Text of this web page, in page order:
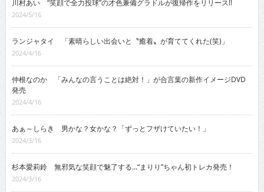
川村あい “笑顔で全力投球”の才色兼備グラドルが復帰作をリリース!!
2024/5/16
ランジャタイ 「素晴らしい出会いと〝癒着〟が育ててくれた(笑)」
2024/4/16
仲根なのか 「みんなの言うことは絶対！」が合言葉の新作イメージDVD
発売
2024/4/16
あぁ～しらき 男かな？女かな？「ずっとフザけていたい！」
2024/3/16
杉本愛莉鈴 無邪気な笑顔で魅了する…“まりり”ちゃん初トレカ発売！
2024/3/16